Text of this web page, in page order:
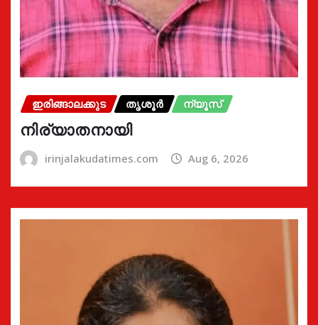
ഇരിങ്ങാലക്കുട തൃശൂർ ന്യൂസ്
നിര്യാതനായി
irinjalakudatimes.com Aug 6, 2026